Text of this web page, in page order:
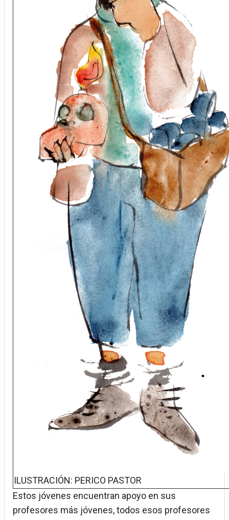
ILUSTRACIÓN: PERICO PASTOR
Estos jóvenes encuentran apoyo en sus
profesores más jóvenes, todos esos profesores